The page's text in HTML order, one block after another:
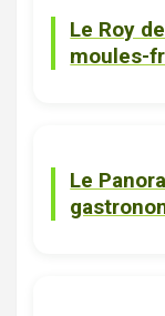
Le Roy
moules-
Le